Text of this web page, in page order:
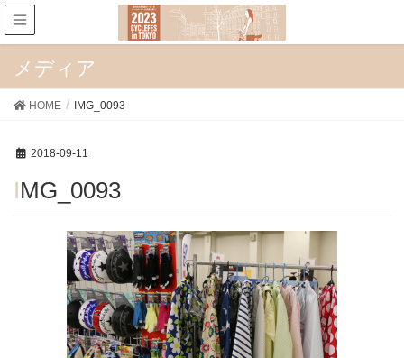
メディア
HOME IMG_0093
2018-09-11
IMG_0093